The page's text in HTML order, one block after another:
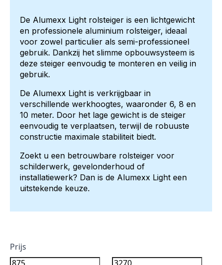
De Alumexx Light rolsteiger is een lichtgewicht
en professionele aluminium rolsteiger, ideaal
voor zowel particulier als semi-professioneel
gebruik. Dankzij het slimme opbouwsysteem is
deze steiger eenvoudig te monteren en veilig in
gebruik.
De Alumexx Light is verkrijgbaar in
verschillende werkhoogtes, waaronder 6, 8 en
10 meter. Door het lage gewicht is de steiger
eenvoudig te verplaatsen, terwijl de robuuste
constructie maximale stabiliteit biedt.
Zoekt u een betrouwbare rolsteiger voor
schilderwerk, gevelonderhoud of
installatiewerk? Dan is de Alumexx Light een
uitstekende keuze.
Prijs